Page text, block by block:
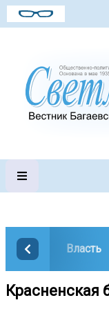
Власть
Красненская